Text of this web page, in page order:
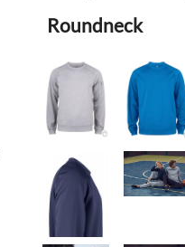
Roundneck